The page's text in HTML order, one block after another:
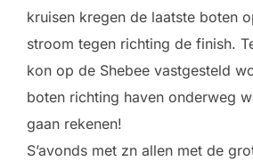
kruisen kregen de laatste boten
stroom tegen richting de finish.
kon op de Shebee vastgesteld
boten richting haven onderweg
gaan rekenen!
S’avonds met zn allen met de